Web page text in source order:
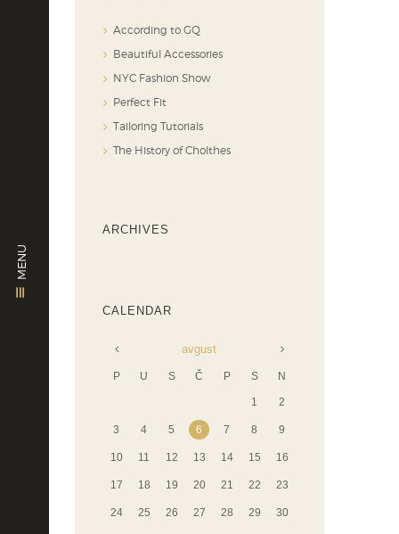
MENU
According to GQ
Beautiful Accessories
NYC Fashion Show
Perfect Fit
Tailoring Tutorials
The History of Cholthes
ARCHIVES
CALENDAR
avgust
P U S Č P S N
1 2
3 4 5 6 7 8 9
10 11 12 13 14 15 16
17 18 19 20 21 22 23
24 25 26 27 28 29 30